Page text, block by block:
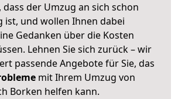
der Umzug an sich schon
ist, und wollen Ihnen dabei
Gedanken über die Kosten
Lehnen Sie sich zurück – wir
passende Angebote für Sie, das
mit Ihrem Umzug von
Borken helfen kann.